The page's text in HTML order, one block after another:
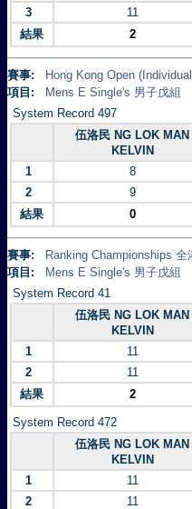
3
11
結果
2
賽事:
Hong Kong Open
項目:
Mens E Single's 男子戊組
System Record 497
伍洛民 NG LOK MAN
KELVIN
1 8
2
9
結果
0
賽事:
Ranking Championships
項目:
Mens E Single's 男子戊組
System Record 41
伍洛民 NG LOK MAN
KELVIN
1 11
2
11
結果
2
System Record 472
伍洛民 NG LOK MAN
KELVIN
1 11
2
11